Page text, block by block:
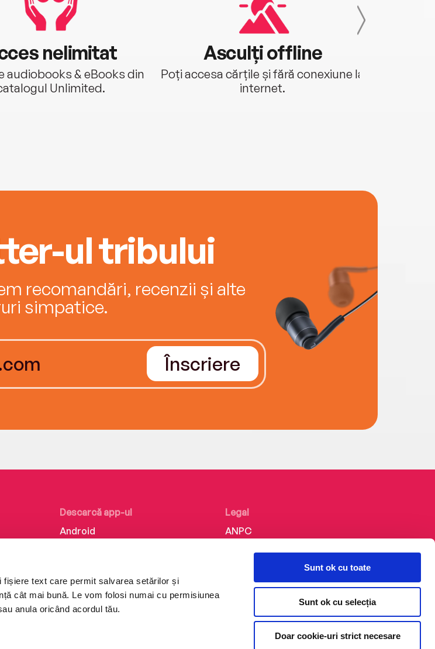
text care permit salvarea setărilor și
cât mai bună. Le vom folosi numai cu permisiunea
anula oricând acordul tău.
Sunt ok cu toate
Sunt ok cu selecția
Doar cookie-uri strict necesare
nelimitat
audiobooks & eBooks din
Unlimited.
Asculți offline
Poți accesa cărțile și fără conexiune la
internet.
ul tribului
recomandări, recenzii și alte
simpatice.
Înscriere
Descarcă app-ul
Android
Legal
ANPC
Politica de confidențialitate
Termeni și condiții